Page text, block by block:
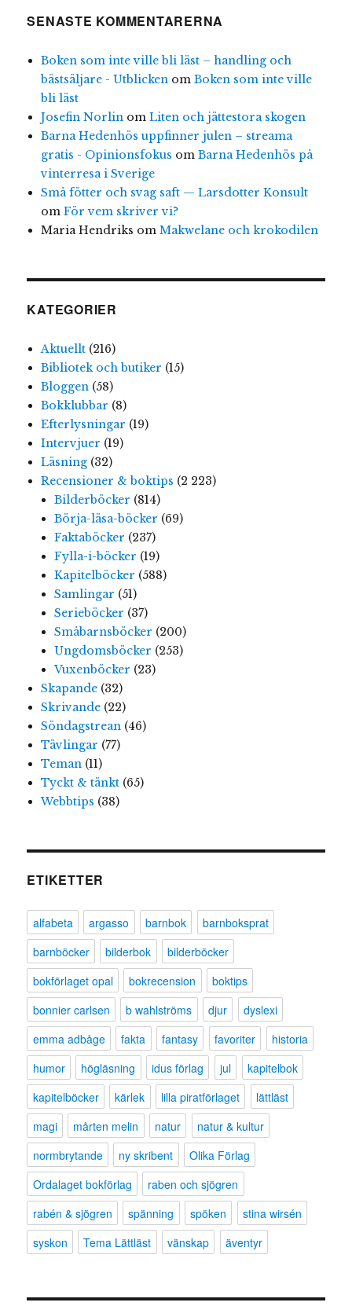
SENASTE KOMMENTARERNA
Boken som inte ville bli läst – handling och
bästsäljare - Utblickenom Boken som inte ville
bli läst
Josefin Norlinom Liten och jättestora skogen
Barna Hedenhös uppfinner julen – streama
gratis - Opinionsfokus om Barna Hedenhös på
vinterresa i Sverige
Små fötter och svag saft — Larsdotter Konsult
om För vem skriver vi?
Maria Hendriks om Makwelane och krokodilen
KATEGORIER
Aktuellt(216)
Bibliotek och butiker (15)
Bloggen(58)
Bokklubbar (8)
Efterlysningar (19)
Intervjuer (19)
Läsning(32)
Recensioner & boktips (2 223)
Bilderböcker (814)
Börja-läsa-böcker (69)
Faktaböcker (237)
Fylla-i-böcker (19)
Kapitelböcker (588)
Samlingar (51)
Serieböcker (37)
Småbarnsböcker (200)
Ungdomsböcker (253)
Vuxenböcker (23)
Skapande(32)
Skrivande(22)
Söndagstrean(46)
Tävlingar (77)
Teman(11)
Tyckt & tänkt(65)
Webbtips (38)
ETIKETTER
alfabeta argasso barnbok
barnboksprat
barnböcker
bilderbok
bilderböcker
bokförlaget opal
bokrecension
boktips
bonnier carlsen
b wahlströms djur
dyslexi
emma adbåge
fakta fantasy favoriter
historia
humor
högläsning idus förlag jul
kapitelbok
kapitelböcker
kärlek lilla piratförlaget
lättläst
magi
mårten melin natur
natur & kultur
normbrytande
ny skribent
Olika Förlag
Ordalaget bokförlag
raben och sjögren
rabén & sjögren
spänning spöken
stina wirsén
syskon
Tema Lättläst vänskap äventyr